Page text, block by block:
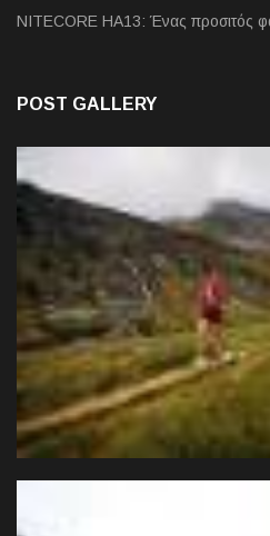
NITECORE HA13: Ένας προσιτός
POST GALLERY